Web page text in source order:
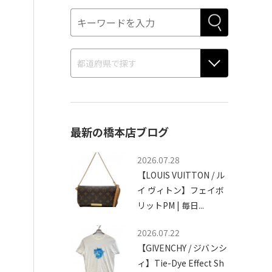
最新の橋本店ブログ
2026.07.28
【LOUIS VUITTON / ル
イ ヴィトン】フェイボ
リットPM | 毎日...
2026.07.22
【GIVENCHY / ジバンシ
ィ】Tie-Dye Effect Sh